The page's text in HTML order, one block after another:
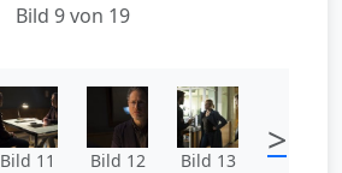
Bild 9 von 19
Bild 11 Bild 12 Bild 13 >